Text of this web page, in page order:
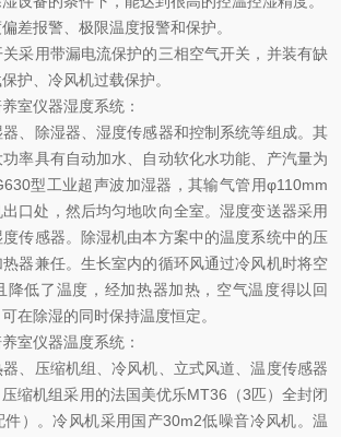
报警、极限温度报警和保护。
用带漏电流保护的三相空气开关，并装有缺
护、冷风机过载保护。
仪器湿度系统：
除湿器、湿度传感器和控制系统等组成。其
率具有自动加水、自动软化水功能、产汽量为
型工业超声波加湿器，其输气管用φ110mm
口处，然后均匀地吹向全室。湿度变送器采用
传感器。除湿机由本方案中的温度系统中的压
器兼任。生长室内的循环风通过冷风机时将空
降低了温度，经加热器加热，空气温度得以回
在除湿的同时保持温度恒定。
仪器温度系统：
压缩机组、冷风机、立式风道、温度传感器
缩机组采用的法国美优乐MT36（3匹）全封闭
件）。冷风机采用国产30m2低噪音冷风机。温